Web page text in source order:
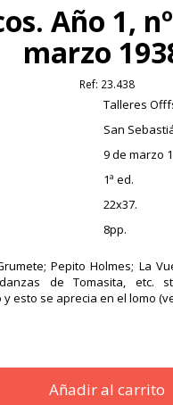
Año 1,
marzo
Ref: 23.438
Talleres
San
9 de marzo
1ª ed.
22x37.
8pp.
Pepito Holmes; La
de Tomasita, etc.
esto se aprecia en el lomo
Añadir al carrito